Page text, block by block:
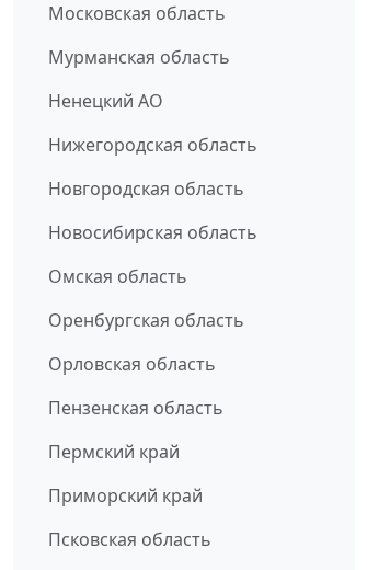
Московская область
Мурманская область
Ненецкий АО
Нижегородская область
Новгородская область
Новосибирская область
Омская область
Оренбургская область
Орловская область
Пензенская область
Пермский край
Приморский край
Псковская область